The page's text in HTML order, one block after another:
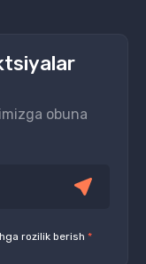
obuna
rozilik berish *